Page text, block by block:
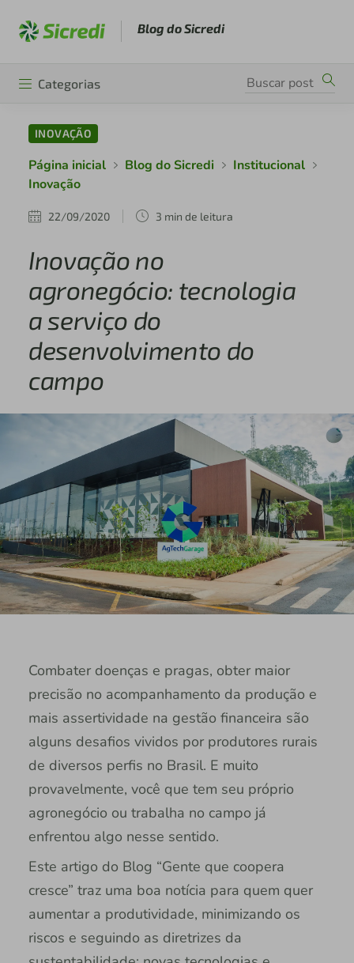
Blog do Sicredi
Categorias
INOVAÇÃO
Página inicial Blog do Sicredi
Institucional
Inovação
22/09/2020 3 min de leitura
Inovação no
agronegócio: tecnologia
a serviço do
desenvolvimento do
campo
Combater doenças e pragas, obter maior
precisão no acompanhamento da produção e
mais assertividade na gestão financeira são
alguns desafios vividos por produtores rurais
de diversos perfis no Brasil. E muito
provavelmente, você que tem seu próprio
agronegócio ou trabalha no campo já
enfrentou algo nesse sentido.
Este artigo do Blog “Gente que coopera
cresce” traz uma boa notícia para quem quer
aumentar a produtividade, minimizando os
riscos e seguindo as diretrizes da